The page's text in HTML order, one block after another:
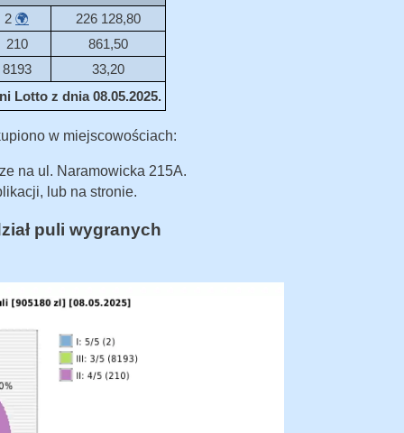
2 🌍
226 128,80
210
861,50
8193
33,20
Lotto z dnia 08.05.2025.
w miejscowościach:
na ul. Naramowicka 215A.
lub na stronie.
puli wygranych